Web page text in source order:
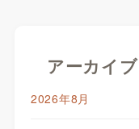
アーカイブ
2026年8月